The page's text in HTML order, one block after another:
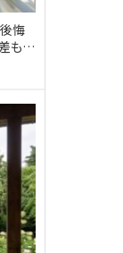
悔
も紹